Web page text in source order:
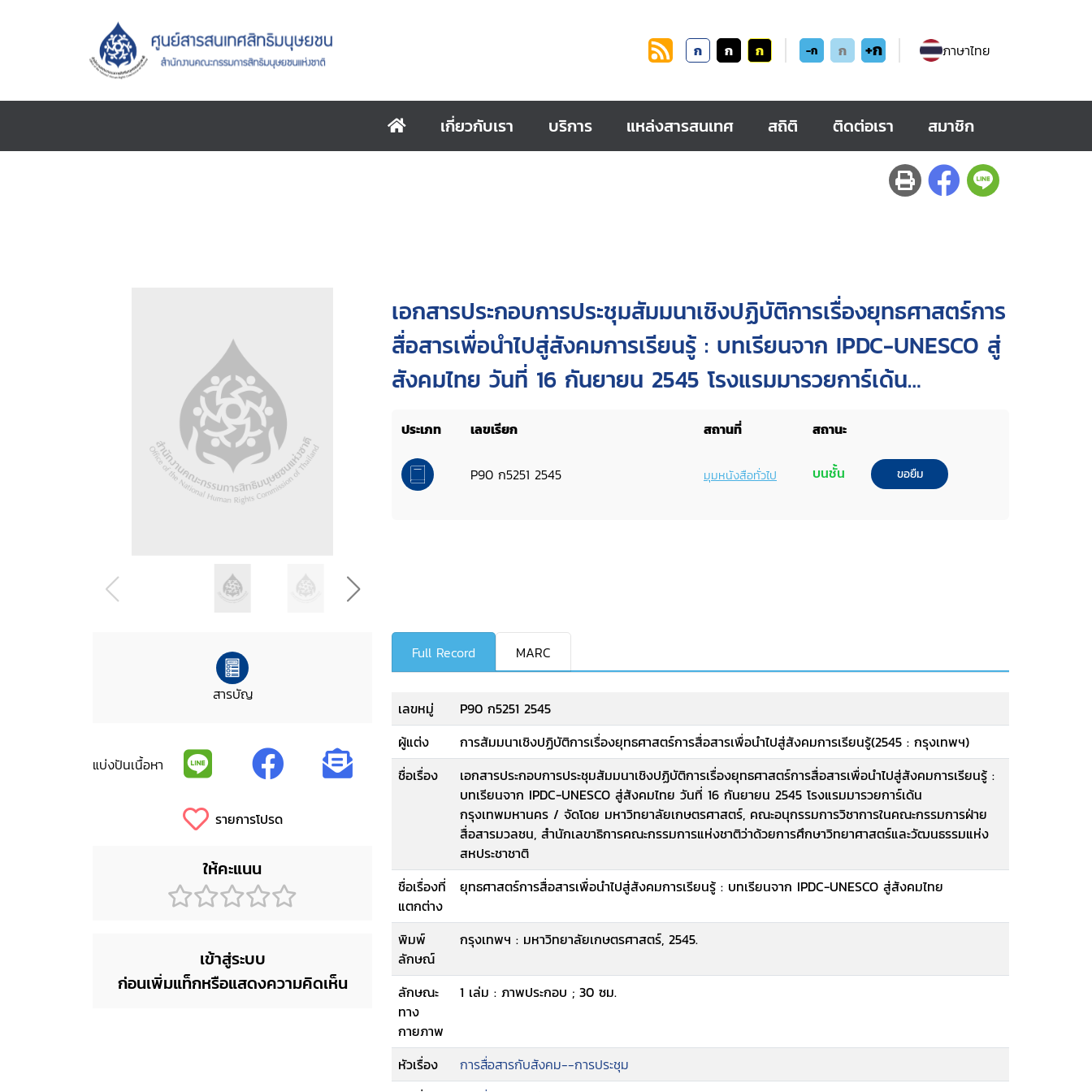
ก ก ก -ก ก +ก ภาษาไทย
เกี่ยวกับเรา บริการ แหล่งสารสนเทศ สถิติ ติดต่อเรา สมาชิก
เอกสารประกอบการประชุมสัมมนาเชิงปฏิบัติการเรื่องยุทธศาสตร์การ
สื่อสารเพื่อนำไปสู่สังคมการเรียนรู้ : บทเรียนจาก IPDC-UNESCO สู่
สังคมไทย วันที่ 16 กันยายน 2545 โรงแรมมารวยการ์เด้น
กรุงเทพมหานคร
ประเภท เลขเรียก สถานที่ สถานะ
P90 ก5251 2545 มุมหนังสือทั่วไป บนชั้น ขอยืม
สารบัญ
แบ่งปันเนื้อหา
รายการโปรด
ให้คะแนน
เข้าสู่ระบบ
ก่อนเพิ่มแท็กหรือแสดงความคิดเห็น
Full Record MARC
เลขหมู่
P90 ก5251 2545
ผู้แต่ง
การสัมมนาเชิงปฏิบัติการเรื่องยุทธศาสตร์การสื่อสารเพื่อนำไปสู่สังคมการเรียนรู้(2545 : กรุงเทพฯ)
ชื่อเรื่อง
เอกสารประกอบการประชุมสัมมนาเชิงปฏิบัติการเรื่องยุทธศาสตร์การสื่อสารเพื่อนำไปสู่สังคมการเรียนรู้ :
บทเรียนจาก IPDC-UNESCO สู่สังคมไทย วันที่ 16 กันยายน 2545 โรงแรมมารวยการ์เด้น
กรุงเทพมหานคร / จัดโดย มหาวิทยาลัยเกษตรศาสตร์, คณะอนุกรรมการวิชาการในคณะกรรมการฝ่าย
สื่อสารมวลชน, สำนักเลขาธิการคณะกรรมการแห่งชาติว่าด้วยการศึกษาวิทยาศาสตร์และวัฒนธรรมแห่ง
สหประชาชาติ
ชื่อเรื่องที่
แตกต่าง
ยุทธศาสตร์การสื่อสารเพื่อนำไปสู่สังคมการเรียนรู้ : บทเรียนจาก IPDC-UNESCO สู่สังคมไทย
พิมพ์
ลักษณ์
กรุงเทพฯ : มหาวิทยาลัยเกษตรศาสตร์, 2545.
ลักษณะ
ทาง
กายภาพ
1 เล่ม : ภาพประกอบ ; 30 ซม.
หัวเรื่อง
การสื่อสารกับสังคม--การประชุม